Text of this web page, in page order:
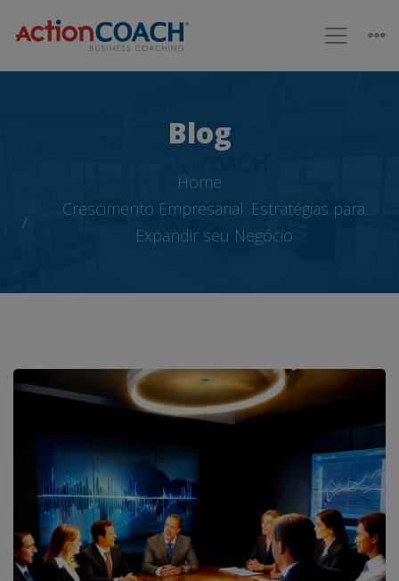
Blog
Home
Crescimento Empresarial: Estratégias para
Expandir seu Negócio